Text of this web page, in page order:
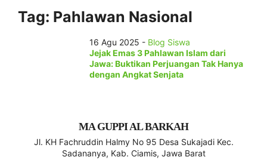
Tag: Pahlawan Nasional
16 Agu 2025 - Blog Siswa
Jejak Emas 3 Pahlawan Islam dari
Jawa: Buktikan Perjuangan Tak Hanya
dengan Angkat Senjata
MA GUPPI AL BARKAH
Jl. KH Fachruddin Halmy No 95 Desa Sukajadi Kec.
Sadananya, Kab. Ciamis, Jawa Barat